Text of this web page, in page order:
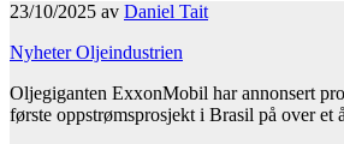
23/10/2025 av Daniel Tait
NyheterOljeindustrien
Oljegiganten ExxonMobil har annonsert
første oppstrømsprosjekt i Brasil på over et